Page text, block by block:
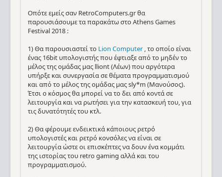
Οπότε εμείς σαν RetroComputers.gr θα
παρουσιάσουμε τα παρακάτω στο Athens Games
Festival 2018 :
1) Θα παρουσιαστεί το Lion Computer, το οποίο είναι
ένας 16bit υπολογιστής που έφτιαξε από το μηδέν το
μέλος της ομάδας μας lliont (Λέων) που αργότερα
υπήρξε και συνεργασία σε θέματα προγραμματισμού
και από το μέλος της ομάδας μας sly*m (Μανούσος).
Έτσι ο κόσμος θα μπορεί να το δει από κοντά σε
λειτουργία και να ρωτήσει για την κατασκευή του, για
τις δυνατότητές του κτλ.
2) Θα φέρουμε ενδεικτικά κάποιους ρετρό
υπολογιστές και ρετρό κονσόλες να είναι σε
λειτουργία ώστε οι επισκέπτες να δουν ένα κομμάτι
της ιστορίας του retro gaming αλλά και του
προγραμματισμού.